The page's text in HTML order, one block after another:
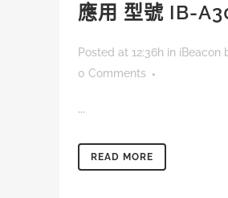
應用 型號 IB-
Posted at 12:36h in iBeacon
0 Comments
...
READ MORE